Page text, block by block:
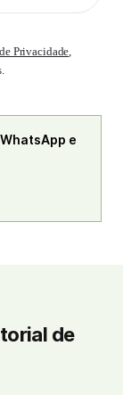
Privacidade,
e
de